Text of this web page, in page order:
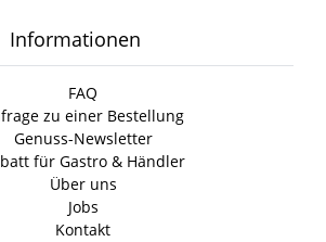
Informationen
FAQ
zu einer Bestellung
Genuss-Newsletter
für Gastro & Händler
Über uns
Jobs
Kontakt